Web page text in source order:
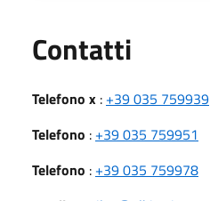
Contatti
Telefono x : +39 035 759939
Telefono : +39 035 759951
Telefono : +39 035 759978